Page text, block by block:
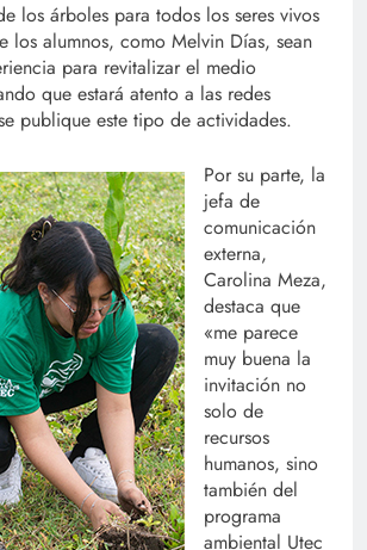
los árboles para todos los seres vivos
los alumnos, como Melvin Días, sean
para revitalizar el medio
que estará atento a las redes
publique este tipo de actividades.
Por su parte, la
jefa de
comunicación
externa,
Carolina Meza,
destaca que
«me parece
muy buena la
invitación no
solo de
recursos
humanos, sino
también del
programa
ambiental Utec